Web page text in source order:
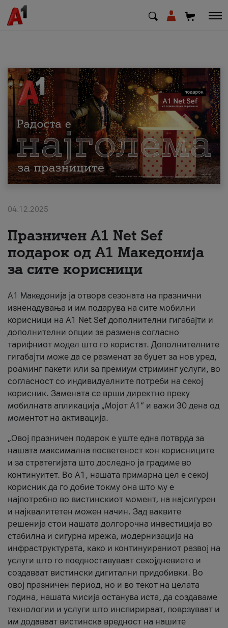
МК EN SQ
Приватни Деловни
Поддршка
Надополни кредит
За нас
#ПодобарОнлајн
04.12.2025
Празничен A1 Net Sеf
подарок од А1 Македонија
за сите корисници
А1 Македонија ја отвора сезоната на празнични
изненадувања и им подарува на сите мобилни
корисници на A1 Net Sef дополнителни гигабајти и
дополнителни опции за размена согласно
тарифниот модел што го користат. Дополнителните
гигабајти може да се разменат за буџет за нов уред,
роаминг пакети или за премиум стриминг услуги, во
согласност со индивидуалните потреби на секој
корисник. Замената се врши директно преку
мобилната апликација „Мојот А1“ и важи 30 дена од
моментот на активација.
„Овој празничен подарок е уште една потврда за
нашата максимална посветеност кон корисниците
и за стратегијата што доследно ја градиме во
континуитет. Во А1, нашата примарна цел е секој
корисник да го добие токму она што му е
најпотребно во вистинскиот момент, на најсигурен
и најквалитетен можен начин. Зад ваквите
решенија стои нашата долгорочна инвестиција во
стабилна и сигурна мрежа, модернизација на
инфраструктурата, како и континуираниот развој на
услуги што го поедноставуваат секојдневието и
создаваат вистински дигитални придобивки. Во
овој празничен период, но и во текот на целата
година, нашата мисија останува иста, да создаваме
технологии и услуги што инспирираат, поврзуваат и
им додаваат вистинска вредност на нашите